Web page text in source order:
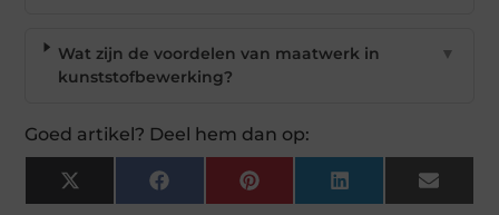
Wat zijn de voordelen van maatwerk in
kunststofbewerking?
▼
Goed artikel? Deel hem dan op:
X
(Twitter)
Facebook Pinterest LinkedIn Email